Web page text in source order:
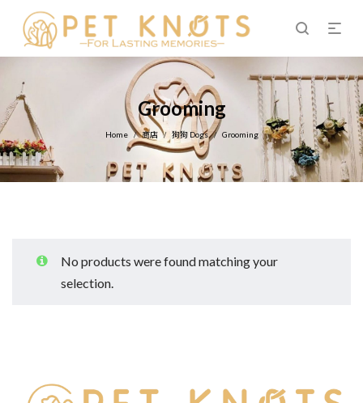
Grooming
Home / 商店 / 狗狗 Dogs / Grooming
No products were found matching your
selection.